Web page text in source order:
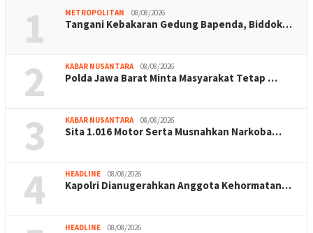
1 METROPOLITAN 08/08/2026
Tangani Kebakaran Gedung Bapenda, Biddok…
2 KABAR NUSANTARA 08/08/2026
Polda Jawa Barat Minta Masyarakat Tetap …
3 KABAR NUSANTARA 08/08/2026
Sita 1.016 Motor Serta Musnahkan Narkoba…
4 HEADLINE 08/08/2026
Kapolri Dianugerahkan Anggota Kehormatan…
HEADLINE 08/08/2026